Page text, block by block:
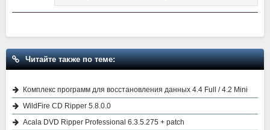
Читайте также по теме:
Комплекс программ для восстановления данных 4.4 Full / 4.2 Mini
WildFire CD Ripper 5.8.0.0
Acala DVD Ripper Professional 6.3.5.275 + patch